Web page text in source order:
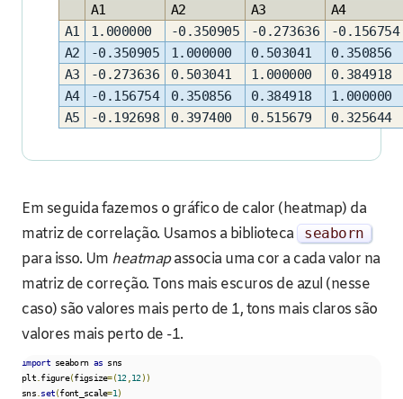
A1 A2 A3
A4
A1
1.000000 -0.350905 -0.273636
-0.156754
A2
-0.350905 1.000000 0.503041
0.350856
A3
-0.273636 0.503041 1.000000
0.384918
A4
-0.156754 0.350856 0.384918
1.000000
A5
-0.192698 0.397400 0.515679 0.325644
Em seguida fazemos o gráfico de calor (heatmap) da
matriz de correlação. Usamos a biblioteca
seaborn
para isso. Um heatmapassocia uma cor a cada valor na
matriz de correção. Tons mais escuros de azul (nesse
caso) são valores mais perto de 1, tons mais claros são
valores mais perto de -1.
import seaborn as sns
plt. figure(figsize=(12 12 ))
sns. set(font_scale=1 )